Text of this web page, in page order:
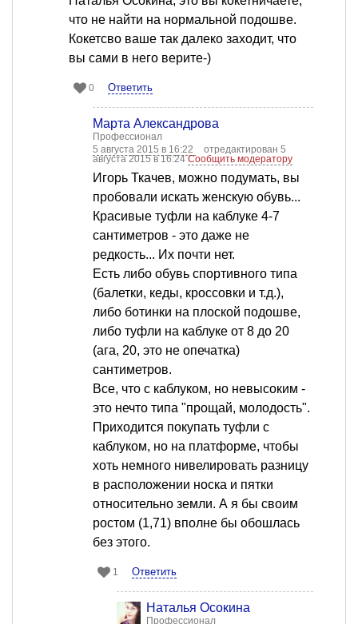
что не найти на нормальной подошве.
Кокетсво ваше так далеко заходит, что
вы сами в него верите-)
0 Ответить
Марта Александрова
Профессионал
5 августа 2015 в 16:22
отредактирован 5
августа 2015 в 16:24Сообщить модератору
Игорь Ткачев, можно подумать, вы
пробовали искать женскую обувь...
Красивые туфли на каблуке 4-7
сантиметров - это даже не
редкость... Их почти нет.
Есть либо обувь спортивного типа
(балетки, кеды, кроссовки и т.д.),
либо ботинки на плоской подошве,
либо туфли на каблуке от 8 до 20
(ага, 20, это не опечатка)
сантиметров.
Все, что с каблуком, но невысоким -
это нечто типа "прощай, молодость".
Приходится покупать туфли с
каблуком, но на платформе, чтобы
хоть немного нивелировать разницу
в расположении носка и пятки
относительно земли. А я бы своим
ростом (1,71) вполне бы обошлась
без этого.
1 Ответить
Наталья Осокина
Профессионал